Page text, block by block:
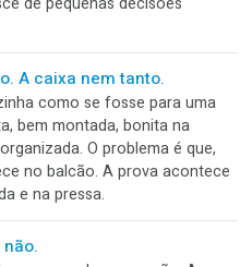
percebeu, mas
viu, mas acreditou
preocupado com o
havia sido aprovado.
mas dirige no modo
e capaz de entregar muito